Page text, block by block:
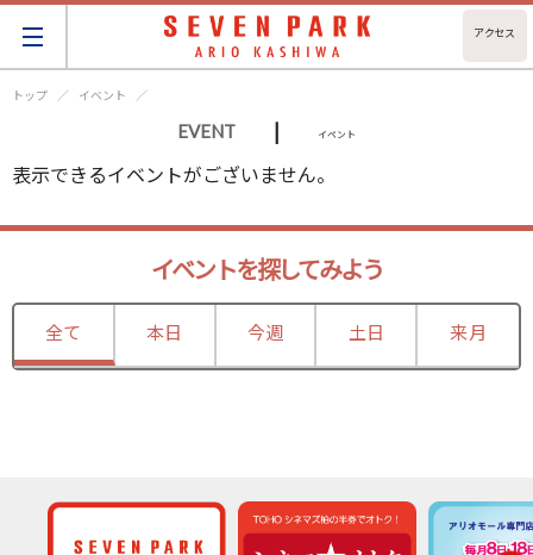
アクセス
トップ イベント
EVENT | イベント
表示できるイベントがございません。
イベントを探してみよう
全て 本日 今週 土日 来月